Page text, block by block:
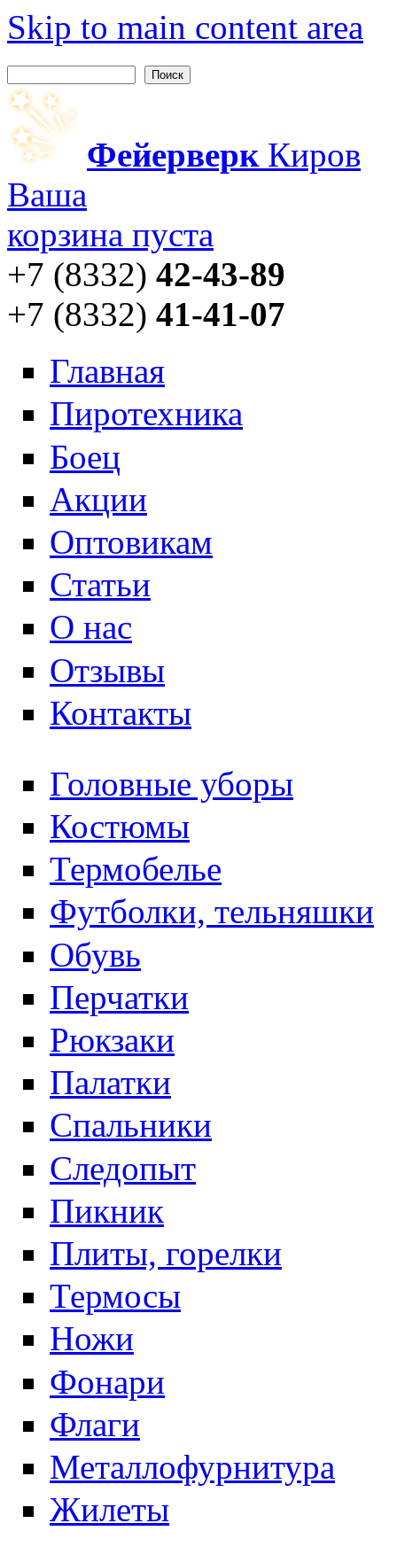
Skip to main content area
Форма поиска
ФейерверкКиров
Ваша
корзина пуста
+7 (8332) 42-43-89
+7 (8332) 41-41-07
Главная
Пиротехника
Боец
Акции
Оптовикам
Статьи
О нас
Отзывы
Контакты
Головные уборы
Костюмы
Термобелье
Футболки, тельняшки
Обувь
Перчатки
Рюкзаки
Палатки
Спальники
Следопыт
Пикник
Плиты, горелки
Термосы
Ножи
Фонари
Флаги
Металлофурнитура
Жилеты